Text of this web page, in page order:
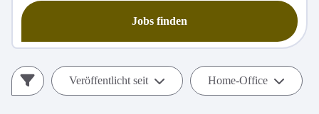
Jobs finden
Veröffentlicht seit Home-Office